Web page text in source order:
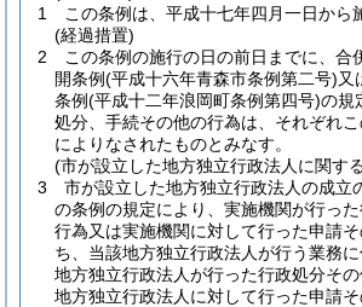
1
この条例は、平成十七年四月一日から
(経過措置)
2
この条例の施行の日の前日までに、合
開条例(平成十六年青森市条例第二号)又
条例(平成十二年浪岡町条例第四号)の規
処分、手続その他の行為は、それぞれ
によりなされたものとみなす。
(市が設立した地方独立行政法人に関す
3
市が設立した地方独立行政法人の成立
の条例の規定により、実施機関が行っ
行為又は実施機関に対して行った申請
ち、当該地方独立行政法人が行う業務
地方独立行政法人が行った行政処分そ
地方独立行政法人に対して行った申請